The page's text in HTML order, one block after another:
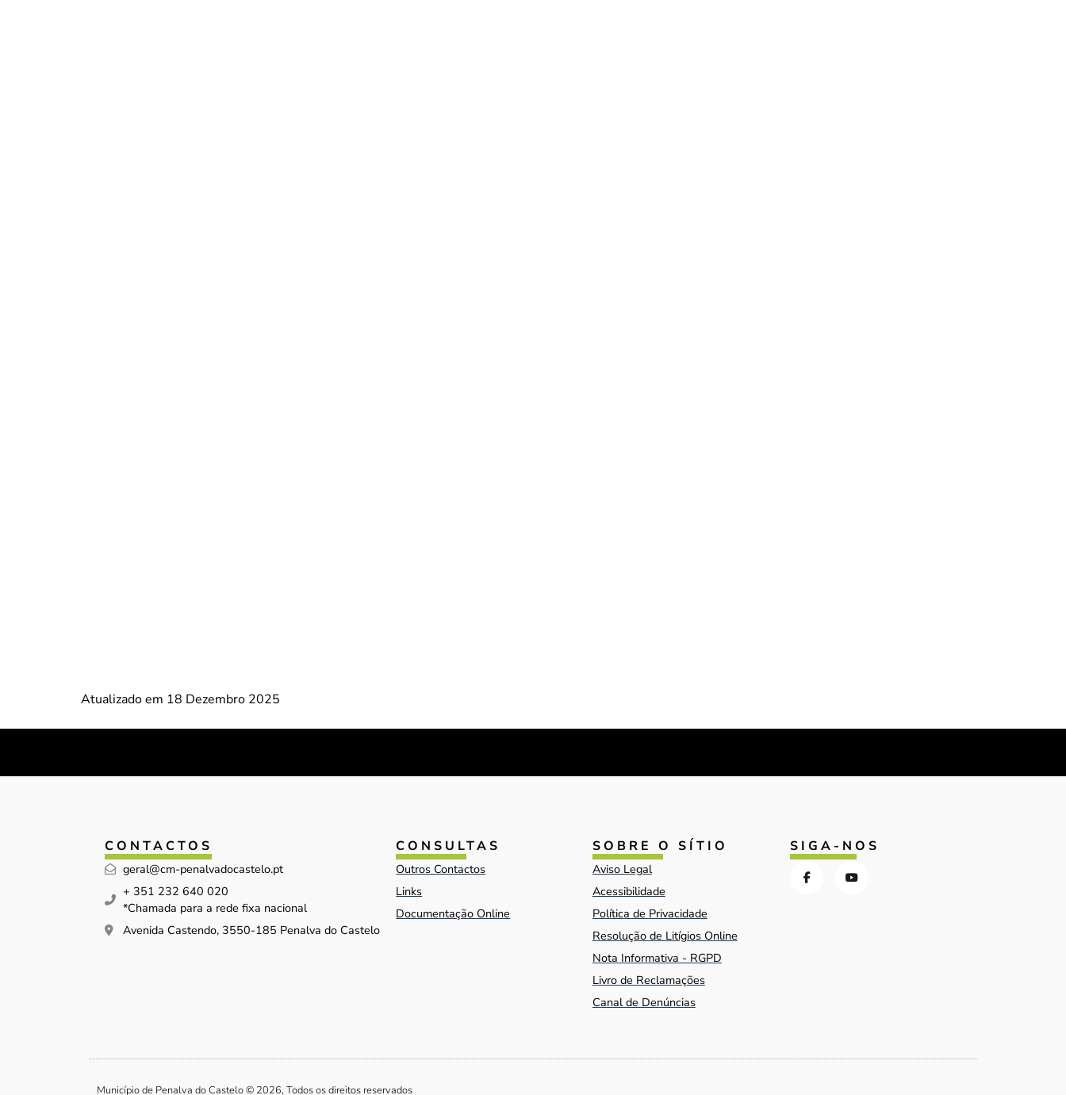
Atualizado em 18 Dezembro 2025
CONTACTOS
geral@cm-penalvadocastelo.pt
+ 351 232 640 020
*Chamada para a rede fixa nacional
Avenida Castendo, 3550-185 Penalva do Castelo
CONSULTAS
Outros Contactos
Links
Documentação Online
SOBRE O SÍTIO
Aviso Legal
Acessibilidade
Política de Privacidade
Resolução de Litígios Online
Nota Informativa - RGPD
Livro de Reclamações
Canal de Denúncias
SIGA-NOS
Município de Penalva do Castelo © 2026, Todos os direitos reservados